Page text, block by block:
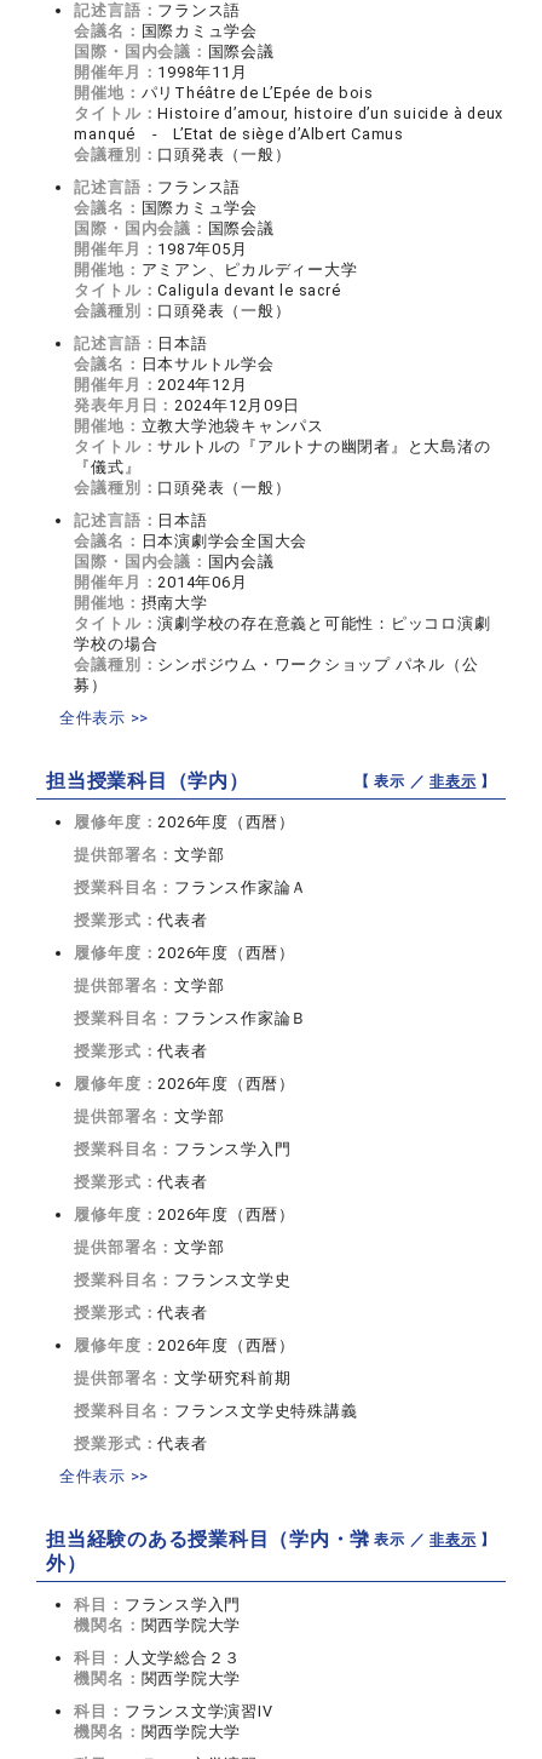
記述言語： フランス語
会議名： 国際カミュ学会
国際・国内会議： 国際会議
開催年月： 1998年11月
開催地： パリThéâtre de L’Epée de bois
タイトル：Histoire d’amour, histoire d’un suicide à deux
manqué - L’Etat de siège d’Albert Camus
会議種別： 口頭発表（一般）
記述言語： フランス語
会議名： 国際カミュ学会
国際・国内会議： 国際会議
開催年月： 1987年05月
開催地： アミアン、ピカルディー大学
タイトル：Caligula devant le sacré
会議種別： 口頭発表（一般）
記述言語： 日本語
会議名： 日本サルトル学会
開催年月：2024年12月
発表年月日：2024年12月09日
開催地： 立教大学池袋キャンパス
タイトル：サルトルの『アルトナの幽閉者』と大島渚の
『儀式』
会議種別： 口頭発表（一般）
記述言語： 日本語
会議名： 日本演劇学会全国大会
国際・国内会議： 国内会議
開催年月：2014年06月
開催地： 摂南大学
タイトル：演劇学校の存在意義と可能性：ピッコロ演劇
学校の場合
会議種別： シンポジウム・ワークショップ パネル（公
募）
全件表示 >>
担当授業科目（学内） 【 表示 ／非表示 】
履修年度：2026年度（西暦）
提供部署名：文学部
授業科目名： フランス作家論Ａ
授業形式：代表者
履修年度：2026年度（西暦）
提供部署名：文学部
授業科目名： フランス作家論Ｂ
授業形式：代表者
履修年度：2026年度（西暦）
提供部署名：文学部
授業科目名： フランス学入門
授業形式：代表者
履修年度：2026年度（西暦）
提供部署名：文学部
授業科目名： フランス文学史
授業形式：代表者
履修年度：2026年度（西暦）
提供部署名：文学研究科前期
授業科目名： フランス文学史特殊講義
授業形式：代表者
全件表示 >>
担当経験のある授業科目（学内・学
外）
【 表示 ／非表示 】
科目： フランス学入門
機関名： 関西学院大学
科目： 人文学総合２３
機関名： 関西学院大学
科目： フランス文学演習IV
機関名： 関西学院大学